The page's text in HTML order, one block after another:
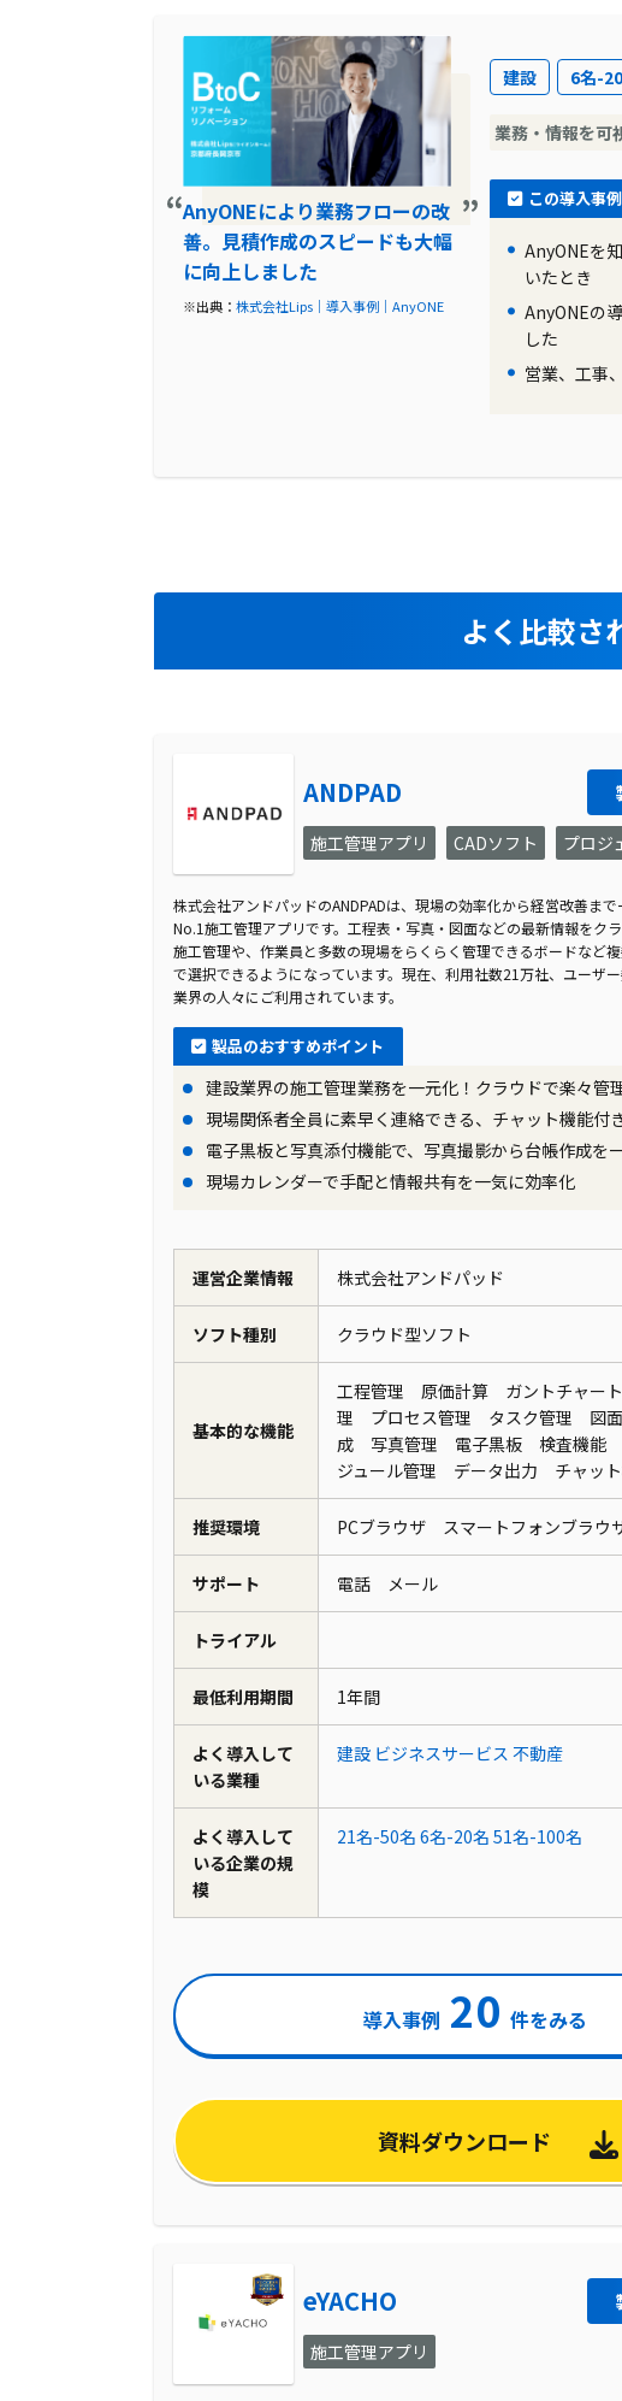
AnyONEにより業務フローの改
善。見積作成のスピードも大幅
に向上しました
※出典： 株式会社Lips｜導入事例｜AnyONE
建設 6名-
業務・情報を可
この導入事
AnyONEを
いたとき
AnyONEの
した
営業、工事
よく比較さ
ANDPAD
施工管理アプリ CADソフト プロジ
株式会社アンドパッドのANDPADは、現場の効率化から経営改善ま
No.1施工管理アプリです。工程表・写真・図面などの最新情報をク
施工管理や、作業員と多数の現場をらくらく管理できるボードなど
で選択できるようになっています。現在、利用社数21万社、ユーザ
業界の人々にご利用されています。
製品のおすすめポイント
建設業界の施工管理業務を一元化！クラウドで楽々管
現場関係者全員に素早く連絡できる、チャット機能付
電子黒板と写真添付機能で、写真撮影から台帳作成を
現場カレンダーで手配と情報共有を一気に効率化
運営企業情報 株式会社アンドパッド
ソフト種別 クラウド型ソフト
基本的な機能
工程管理 原価計算 ガントチャー
理 プロセス管理 タスク管理 図
成 写真管理 電子黒板 検査機能
ジュール管理 データ出力 チャッ
推奨環境 PCブラウザ スマートフォンブラウ
サポート 電話 メール
トライアル
最低利用期間 1年間
よく導入して
いる業種
建設 ビジネスサービス 不動産
よく導入して
いる企業の規
模
21名-50名 6名-20名 51名-100名
導入事例 20 件をみる
資料ダウンロード
eYACHO
施工管理アプリ